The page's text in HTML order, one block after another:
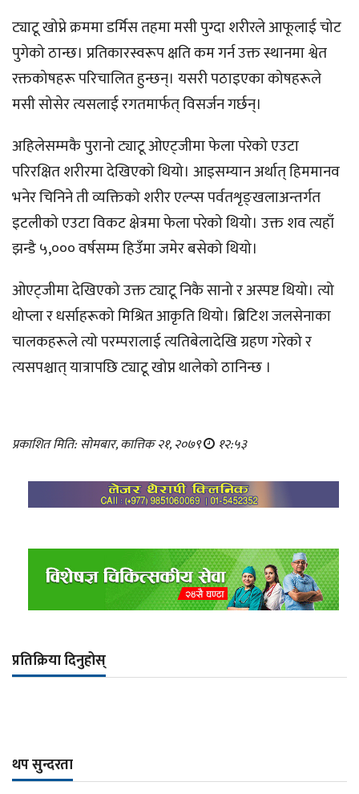
ट्याटू खोप्ने क्रममा डर्मिस तहमा मसी पुग्दा शरीरले आफूलाई चोट
पुगेको ठान्छ। प्रतिकारस्वरूप क्षति कम गर्न उक्त स्थानमा श्वेत
रक्तकोषहरू परिचालित हुन्छन्। यसरी पठाइएका कोषहरूले
मसी सोसेर त्यसलाई रगतमार्फत् विसर्जन गर्छन्।
अहिलेसम्मकै पुरानो ट्याटू ओएट्जीमा फेला परेको एउटा
परिरक्षित शरीरमा देखिएको थियो। आइसम्यान अर्थात् हिममानव
भनेर चिनिने ती व्यक्तिको शरीर एल्प्स पर्वतशृङ्खलाअन्तर्गत
इटलीको एउटा विकट क्षेत्रमा फेला परेको थियो। उक्त शव त्यहाँ
झन्डै ५,००० वर्षसम्म हिउँमा जमेर बसेको थियो।
ओएट्जीमा देखिएको उक्त ट्याटू निकै सानो र अस्पष्ट थियो। त्यो
थोप्ला र धर्साहरूको मिश्रित आकृति थियो। ब्रिटिश जलसेनाका
चालकहरूले त्यो परम्परालाई त्यतिबेलादेखि ग्रहण गरेको र
त्यसपश्चात् यात्रापछि ट्याटू खोप्न थालेको ठानिन्छ ।
प्रकाशित मिति: सोमबार, कात्तिक २१, २०७९ १२:५३
प्रतिक्रिया दिनुहोस्
थप सुन्दरता